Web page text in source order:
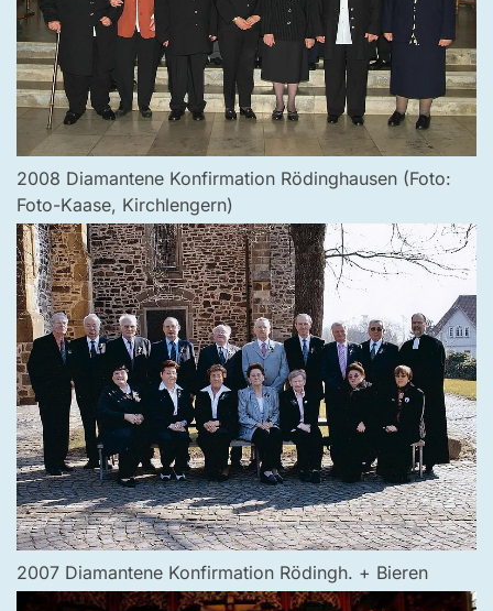
2008 Diamantene Konfirmation Rödinghausen (Foto:
Foto-Kaase, Kirchlengern)
2007 Diamantene Konfirmation Rödingh. + Bieren